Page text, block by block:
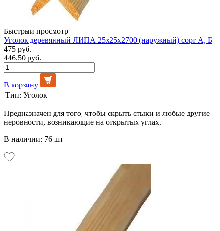
Быстрый просмотр
Уголок деревянный ЛИПА 25х25х2700 (наружный) сорт А, Б
475 руб.
446.50 руб.
В корзину
Тип: Уголок
Предназначен для того, чтобы скрыть стыки и любые другие
неровности, возникающие на открытых углах.
В наличии: 76 шт